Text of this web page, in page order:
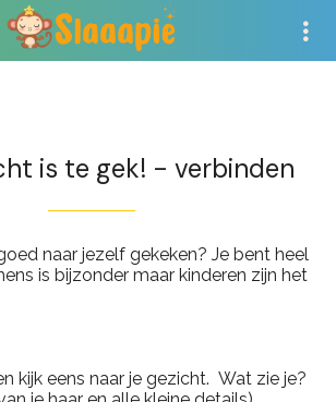
is te gek! - verbinden
naar jezelf gekeken? Je bent heel
is bijzonder maar kinderen zijn het
kijk eens naar je gezicht. Wat zie je?